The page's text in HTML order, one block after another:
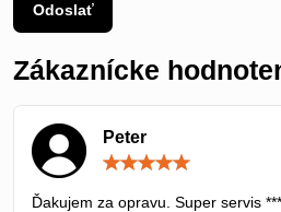
Odoslať
Zákaznícke
Peter
5
Ďakujem za opravu. Super servis